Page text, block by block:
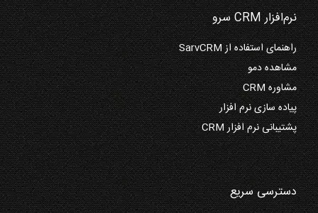
نرم‌افزار CRM سرو
راهنمای استفاده از SarvCRM
مشاهده دمو
مشاوره CRM
پیاده سازی نرم افزار
پشتیبانی نرم افزار CRM
دسترسی سریع